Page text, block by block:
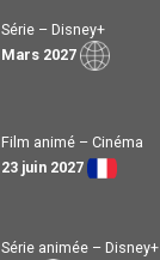
Série – Disney+
Mars 2027
Film animé – Cinéma
23 juin 2027
Série animée – Disney+